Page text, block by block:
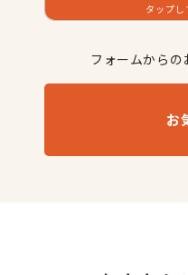
タップし
フォームからの
お